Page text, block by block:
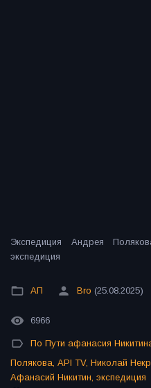
Экспедиция Андрея
экспедиция
АП Bro (25.08.2025)
6966
По Пути афанасия
Полякова, API TV, Николай
Афанасий Никитин, экспедиция